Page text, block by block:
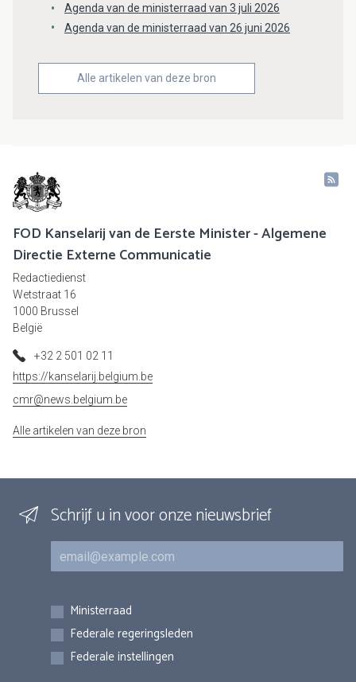
Agenda van de ministerraad van 3 juli 2026
Agenda van de ministerraad van 26 juni 2026
Alle artikelen van deze bron
FOD Kanselarij van de Eerste Minister - Algemene
Directie Externe Communicatie
Redactiedienst
Wetstraat 16
1000 Brussel
België
+32 2 501 02 11
https://kanselarij.belgium.be
cmr@news.belgium.be
Alle artikelen van deze bron
Schrijf u in voor onze nieuwsbrief
E-mail
Inschrijvingen
Ministerraad
Federale regeringsleden
Federale instellingen